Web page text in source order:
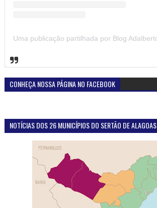
CONHEÇA NOSSA PÁGINA NO FACEBOOK
NOTÍCIAS DOS 26 MUNICÍPIOS DO SERTÃO DE ALAGOAS